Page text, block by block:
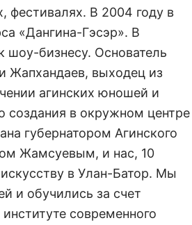
фестивалях. В 2004 году в
«Дангина-Гэсэр». В
шоу-бизнесу. Основатель
Жапхандаев, выходец из
агинских юношей и
создания в окружном центре
губернатором Агинского
Жамсуевым, и нас, 10
в Улан-Батор. Мы
и обучились за счет
современного